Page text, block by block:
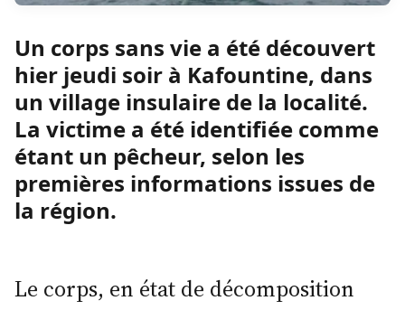
Un corps sans vie a été découvert
hier jeudi soir à Kafountine, dans
un village insulaire de la localité.
La victime a été identifiée comme
étant un pêcheur, selon les
premières informations issues de
la région.
Le corps, en état de décomposition